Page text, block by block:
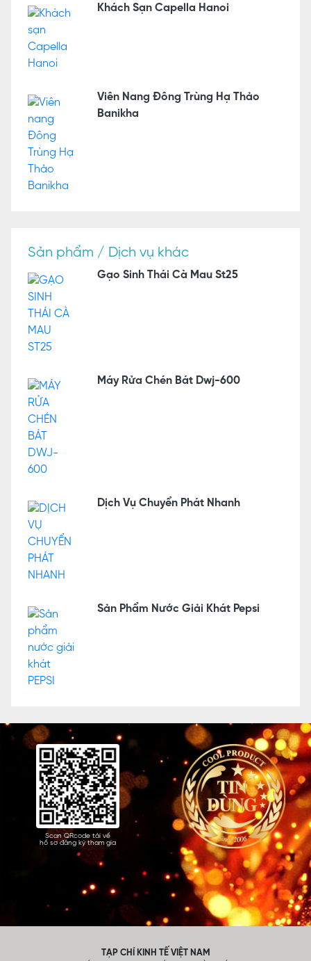
Khách Sạn Capella Hanoi
Viên Nang Đông Trùng Hạ Thảo
Banikha
Sản phẩm / Dịch vụ khác
Gạo Sinh Thái Cà Mau St25
Máy Rửa Chén Bát Dwj-600
Dịch Vụ Chuyển Phát Nhanh
Sản Phẩm Nước Giải Khát Pepsi
Scan QRcode tải về
hồ sơ đăng ký tham gia
TẠP CHÍ KINH TẾ VIỆT NAM